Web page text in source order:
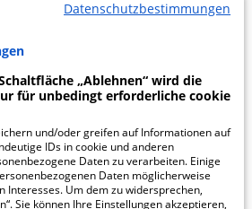
18.28
ZUM PROFIL
Datenschutzbestimmungen
„Ablehnen“ wird die
für unbedingt erforderliche cookie
und/oder greifen auf Informationen auf
IDs in cookie und anderen
Daten zu verarbeiten. Einige
Daten möglicherweise
Interesses. Um dem zu widersprechen,
Sie können Ihre Einstellungen akzeptieren,